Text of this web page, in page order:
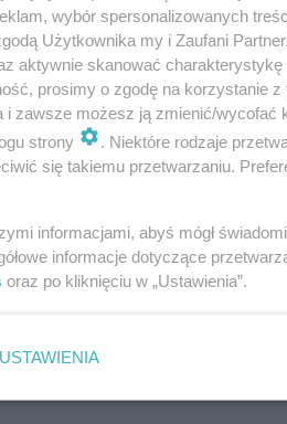
10
11 kuchnia
12 spiżarnia
13 salon
2 kotłownia + pom.
14 garaż
wybór spersonalizowanych
Użytkownika my i Zaufani
aktywnie skanować
prosimy o zgodę na korzystanie
i zawsze możesz ją zmienić/
strony
. Niektóre rodzaje
się takiemu przetwarzaniu.
informacjami, abyś mógł
informacje dotyczące
oraz po kliknięciu w „Ustawienia”.
USTAWIENIA